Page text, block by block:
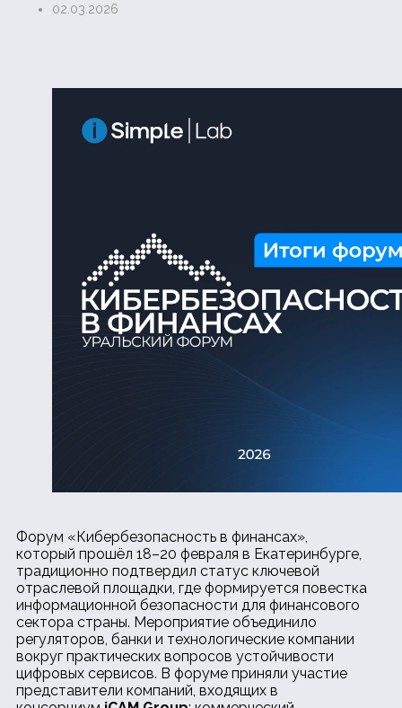
02.03.2026
Форум «Кибербезопасность в финансах»,
который прошёл 18–20 февраля в Екатеринбурге,
традиционно подтвердил статус ключевой
отраслевой площадки, где формируется повестка
информационной безопасности для финансового
сектора страны. Мероприятие объединило
регуляторов, банки и технологические компании
вокруг практических вопросов устойчивости
цифровых сервисов. В форуме приняли участие
представители компаний, входящих в